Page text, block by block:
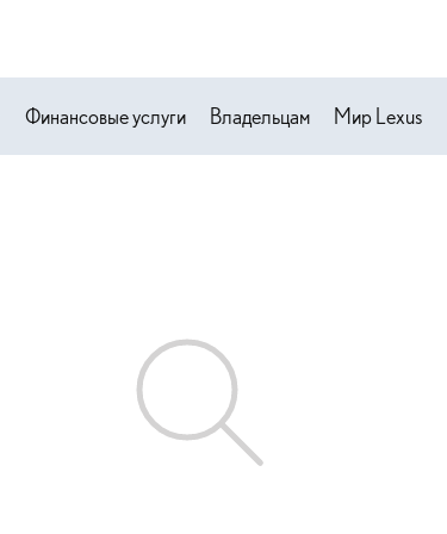
Финансовые услуги Владельцам Мир Lexus